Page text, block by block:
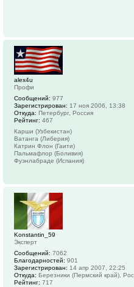
alex4u
Профи
Сообщений: 977
Зарегистрирован: 17 ноя 2006, 13:38
Откуда: Петербург, Россия
Рейтинг: 467
Карши (Узбекистан)
Ватанга (Либерия)
Катрин Флон (Гаити)
Пальмафлор (Боливия)
Фуэнлабраде (Испания)
Konstantin_59
Эксперт
Сообщений: 7062
Благодарностей: 901
Зарегистрирован: 14 апр 2007, 22:25
Откуда: Березники (Пермский край),
Рейтинг: 717